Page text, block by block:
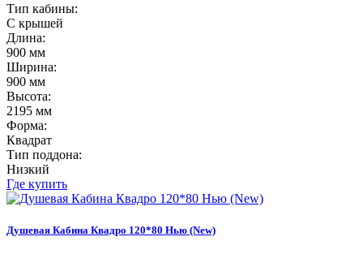
Тип кабины:
С крышей
Длина:
900 мм
Ширина:
900 мм
Высота:
2195 мм
Форма:
Квадрат
Тип поддона:
Низкий
Где купить
Душевая Кабина Квадро 120*80 Нью (New)